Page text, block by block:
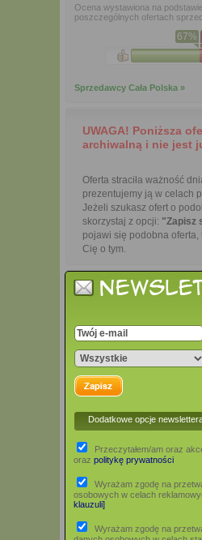
Ocena wystawiona na
poszczególnych ofertach
67%
Sprzedawcy Cała Polska »
UWAGA! Poniższa
archiwalną i nie jest
Oferta straciła ważność
prezentujemy ją w celach
Jeżeli szukasz ofert o
skorzystaj z opcji: "Zapisz
pojawi się podobna
Cię o tym.
deal.pl »Sport, Rekreacja»
Podoba Ci się ta oferta?
Dodaj opinię
Zgłoś błąd
0%
Opis
Dodatkowe opcje
Przeczytałem/am oraz
oraz politykę prywatności
Wyrażam zgodę na
osobowych w celach
klauzuli]
Wyrażam zgodę na